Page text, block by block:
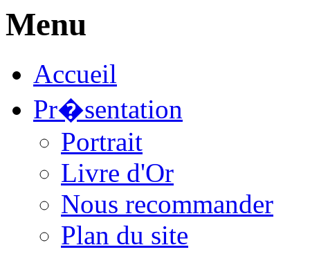
Menu
Accueil
Pr�sentation
Portrait
Livre d'Or
Nous recommander
Plan du site